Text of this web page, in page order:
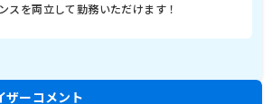
スを両立して勤務いただけます！
ザーコメント